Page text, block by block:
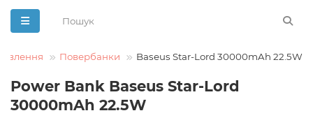
Повербанки Baseus Star-Lord 30000mAh 22.5W
Power Bank Baseus Star-Lord
30000mAh 22.5W